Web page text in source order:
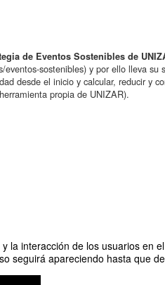
la interacción de los usuarios
seguirá apareciendo hasta que
de Eventos Sostenibles de
eventos-sostenibles) y por ello lleva
desde el inicio y calcular, reducir y
propia de UNIZAR).
de Zaragoza, Instituto